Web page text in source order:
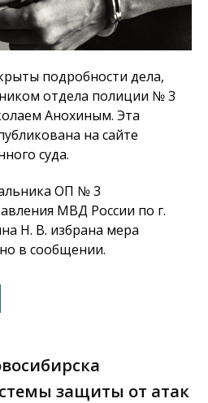
подробности дела,
отдела полиции № 3
Анохиным. Эта
на сайте
суда.
ОП № 3
МВД России по г.
Н. В. избрана мера
в сообщении.
защиты от атак